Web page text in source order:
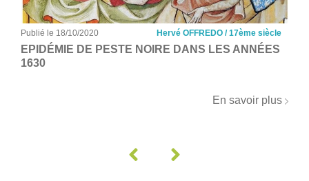
Publié le 18/10/2020 Hervé OFFREDO / 17ème siècle
EPIDÉMIE DE PESTE NOIRE DANS LES ANNÉES
1630
En savoir plus